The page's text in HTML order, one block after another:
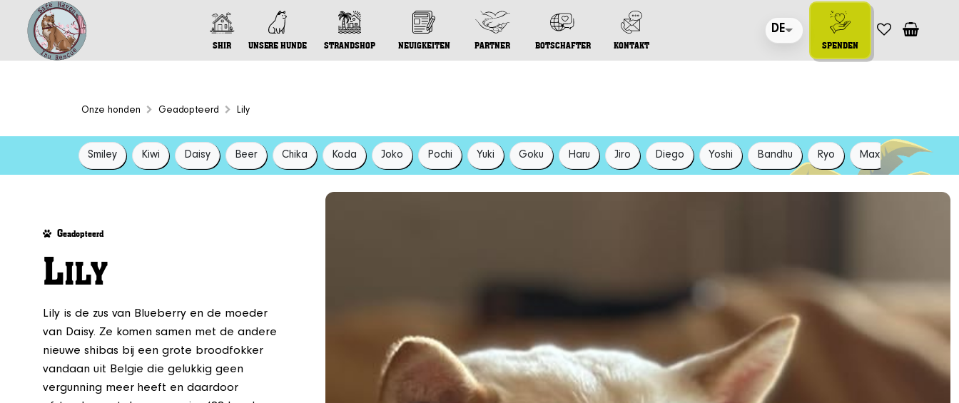
SHIR UNSERE HUNDE STRANDSHOP NEUIGKEITEN PARTNER BOTSCHAFTER KONTAKT
DE
SPENDEN
Onze honden Geadopteerd Lily
Smiley Kiwi Daisy Beer Chika Koda Joko Pochi Yuki Goku Haru Jiro Diego Yoshi Bandhu Ryo Max Luna
Geadopteerd
LILY
Lily is de zus van Blueberry en de moeder
van Daisy. Ze komen samen met de andere
nieuwe shibas bij een grote broodfokker
vandaan uit Belgie die gelukkig geen
vergunning meer heeft en daardoor